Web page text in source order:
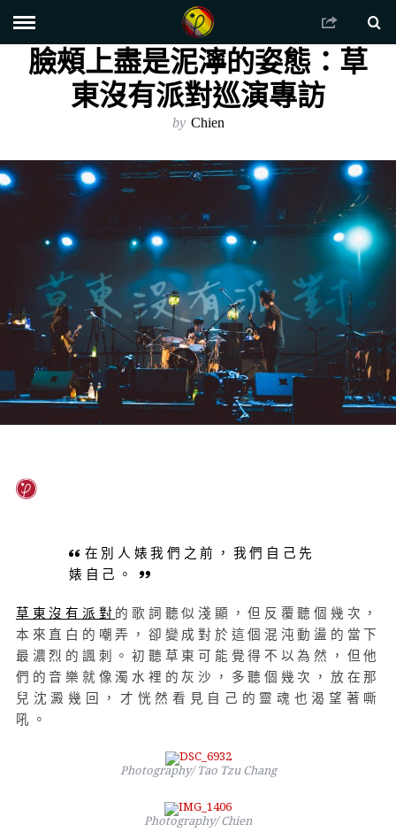
臉頰上盡是泥濘的姿態：草
東沒有派對巡演專訪
by Chien
在別人婊我們之前，我們自己先
婊自己。
草東沒有派對 的歌詞聽似淺顯，但反覆聽個幾次，
本來直白的嘲弄，卻變成對於這個混沌動盪的當下
最濃烈的諷刺。初聽草東可能覺得不以為然，但他
們的音樂就像濁水裡的灰沙，多聽個幾次，放在那
兒沈澱幾回，才恍然看見自己的靈魂也渴望著嘶
吼。
Photography/ Tao Tzu Chang
Photography/ Chien